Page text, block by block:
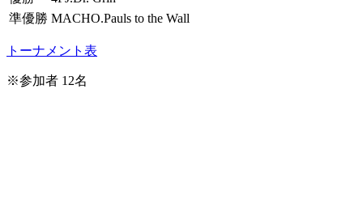
準優勝 MACHO.Pauls to the Wall
トーナメント表
※参加者 12名